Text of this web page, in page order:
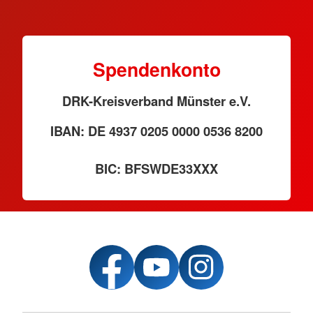
Spendenkonto
DRK-Kreisverband Münster e.V.
IBAN: DE 4937 0205 0000 0536 8200
BIC: BFSWDE33XXX